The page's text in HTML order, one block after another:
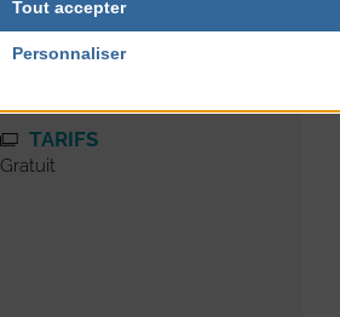
TARIFS
Gratuit
Tout accepter
Personnaliser